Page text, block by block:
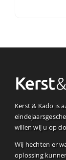
Kerst & Kado is
willen wij u op
Wij hechten er
oplossing